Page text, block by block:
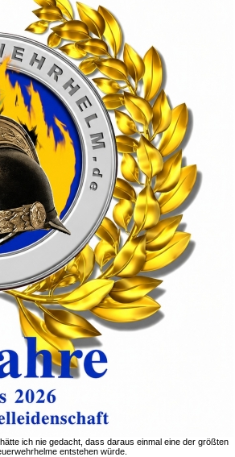
ich nie gedacht, dass daraus einmal eine der größten
entstehen würde.